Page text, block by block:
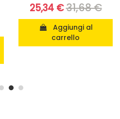
25,34 €31,68 €
carrello